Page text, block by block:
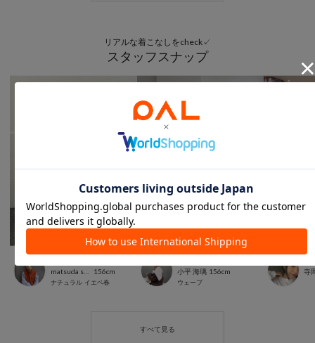
リアルな着こなしをcheck✓
スタッフスナップ
matsuda saori
156cm
ナチュラル イエベ春
小平 海璃 156cm
ウェーブ
寺